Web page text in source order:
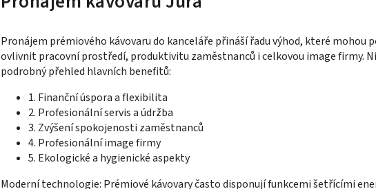
Pronájem prémiového kávovaru do kanceláře přináší řadu výhod, které mohou
ovlivnit pracovní prostředí, produktivitu zaměstnanců i celkovou image firmy.
podrobný přehled hlavních benefitů:
1. Finanční úspora a flexibilita
2. Profesionální servis a údržba
3. Zvýšení spokojenosti zaměstnanců
4. Profesionální image firmy
5. Ekologické a hygienické aspekty
Moderní technologie: Prémiové kávovary často disponují funkcemi šetřícími